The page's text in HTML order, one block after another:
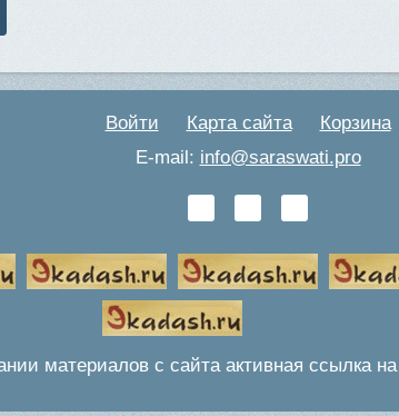
Войти Карта сайта
Корзина
E-mail: info@saraswati.pro
материалов с сайта активная ссылка на